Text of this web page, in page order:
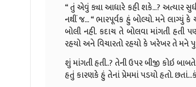
“ તું એવું ક્યા આધારે કહી શકે...? અત્યાર
નથીં જ... “ ભારપૂર્વક હું બોલ્યો. મને
બોલી નહી. કદાચ તે બોલવા માંગતી હતી
રહયો અને વિચારતો રહયો કે ખરેખર તે મને
શું માંગતી હતી..? તેની ઉપર બીજી કોઇ
હતું કારણકે હું તેનાં પ્રેમમાં પડયો હતો.